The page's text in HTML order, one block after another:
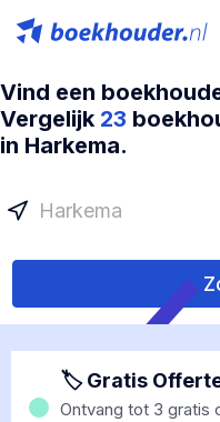
Vind een
Vergelijk 23
in Harkema.
🏷 Gratis
Ontvang tot 3 gratis